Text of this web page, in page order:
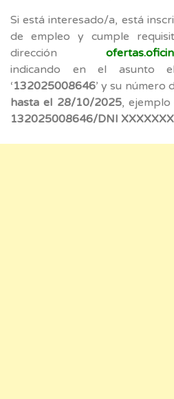
Si está interesado/a, está
de empleo y cumple
dirección
indicando en el asunto
‘132025008646’ y su número
hasta el 28/10/2025, ejemplo
132025008646/DNI